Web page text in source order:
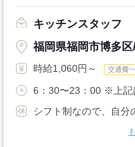
キッチンスタッフ
福岡県福岡市博多区
時給1,060円～ 交通費
6：30〜23：00 ※上記
シフト制なので、自分